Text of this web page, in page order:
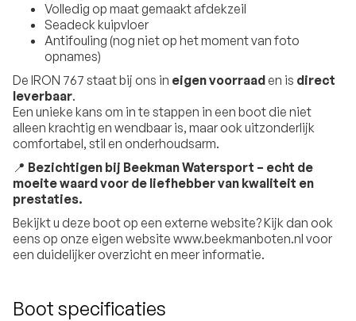
Volledig op maat gemaakt afdekzeil
Seadeck kuipvloer
Antifouling (nog niet op het moment van foto
opnames)
De IRON 767 staat bij ons in eigen voorraaden is direct
leverbaar.
Een unieke kans om in te stappen in een boot die niet
alleen krachtig en wendbaar is, maar ook uitzonderlijk
comfortabel, stil en onderhoudsarm.
📍 Bezichtigen bij Beekman Watersport – echt de
moeite waard voor de liefhebber van kwaliteit en
prestaties.
Bekijkt u deze boot op een externe website? Kijk dan ook
eens op onze eigen website www.beekmanboten.nl voor
een duidelijker overzicht en meer informatie.
Boot specificaties